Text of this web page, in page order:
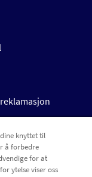
knyttet til
å forbedre
for at
ytelse viser oss